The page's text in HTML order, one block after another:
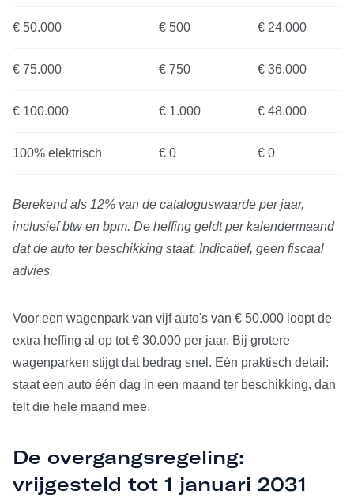
€ 50.000 € 500 € 24.000
€ 75.000 € 750 € 36.000
€ 100.000 € 1.000 € 48.000
100% elektrisch € 0 € 0
Berekend als 12% van de cataloguswaarde per jaar,
inclusief btw en bpm. De heffing geldt per kalendermaand
dat de auto ter beschikking staat. Indicatief, geen fiscaal
advies.
Voor een wagenpark van vijf auto's van € 50.000 loopt de
extra heffing al op tot € 30.000 per jaar. Bij grotere
wagenparken stijgt dat bedrag snel. Eén praktisch detail:
staat een auto één dag in een maand ter beschikking, dan
telt die hele maand mee.
De overgangsregeling:
vrijgesteld tot 1 januari 2031